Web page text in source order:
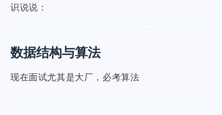
识说说：
数据结构与算法
现在面试尤其是大厂，必考算法